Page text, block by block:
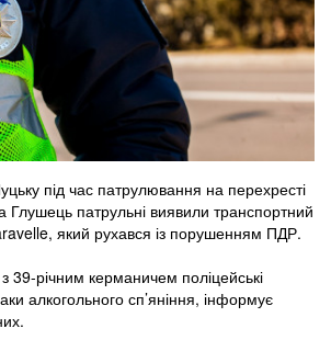
під час патрулювання на перехресті
Глушець патрульні виявили транспортний
який рухався із порушенням ПДР.
39-річним керманичем поліцейські
алкогольного сп’яніння, інформує